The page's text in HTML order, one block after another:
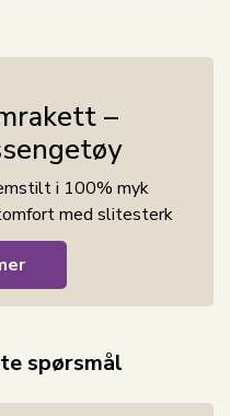
–
i 100% myk
med slitesterk
pustende og
ditt får de beste
nattsøvn.
mot huden
spørsmål